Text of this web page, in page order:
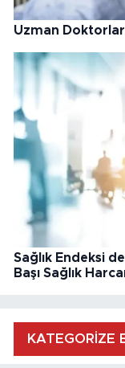
Uzman Doktorlar
Sağlık Endeksi
Başı Sağlık
KATEGORİZE